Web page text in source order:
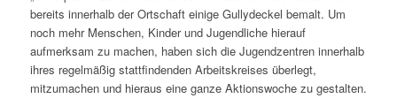
bereits innerhalb der Ortschaft einige Gullydeckel bemalt. Um
noch mehr Menschen, Kinder und Jugendliche hierauf
aufmerksam zu machen, haben sich die Jugendzentren innerhalb
ihres regelmäßig stattfindenden Arbeitskreises überlegt,
mitzumachen und hieraus eine ganze Aktionswoche zu gestalten.